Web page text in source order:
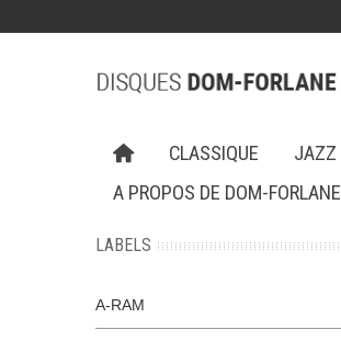
CLASSIQUE JAZZ
A PROPOS DE DOM-FORLANE
LABELS
A-RAM